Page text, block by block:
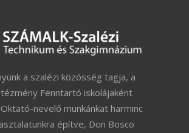
a szalézi közösség tagja, a
Fenntartó iskolájaként
nevelő munkánkat harminc
építve, Don Bosco